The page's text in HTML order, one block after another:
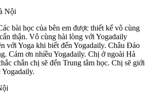
bài học của bên em được thiết kế vô cùng
thận. Vô cùng hài lòng với Yogadaily
với Yoga khi biết đến Yogadaily. Châu Đảo
Cám ơn nhiều Yogadaily. Chị ở ngoài Hà
chắn chị sẽ đến Trung tâm học. Chị sẽ giới
Yogadaily.